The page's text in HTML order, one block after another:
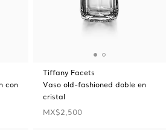
con
Tiffany Facets
Vaso old-fashioned doble en
cristal
MX$2,500